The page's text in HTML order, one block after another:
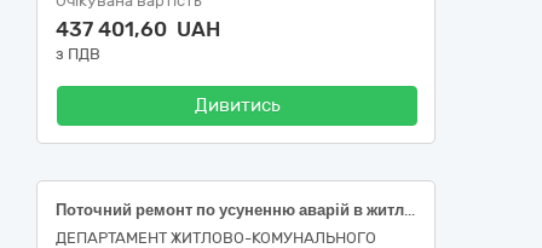
437 401,60 UAH
з ПДВ
Дивитись
Поточний ремонт по усуненню аварій в житловому фонді багатоквартирного будинку за адресою: вулиця Воскресенська, 31, місто Харків (код ДК 021:2015-45260000-7 Покрівельні роботи та інші спеціалізовані будівельні роботи)
ДЕПАРТАМЕНТ ЖИТЛОВО-КОМУНАЛЬНОГО